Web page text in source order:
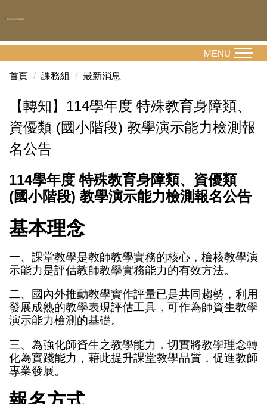
到
容
MENU
首頁 課務組 最新消息
【轉知】114學年度 特殊教育身障類、
資優類 (國小階段) 教學演示能力檢測報
名公告
114學年度 特殊教育身障類、資優類
(國小階段) 教學演示能力檢測報名公告
基本理念
一、課堂教學是教師教學實務的核心，檢核教學演
示能力是評估教師教學實務能力的有效方法。
二、國內外推動教學實作評量已是共同趨勢，利用
發展成熟的教學表現評估工具，可作為師資生教學
演示能力檢測的基礎。
三、為強化師資生之教學能力，切實將教學理念轉
化為實踐能力，藉此提升課堂教學品質，促進教師
專業發展。